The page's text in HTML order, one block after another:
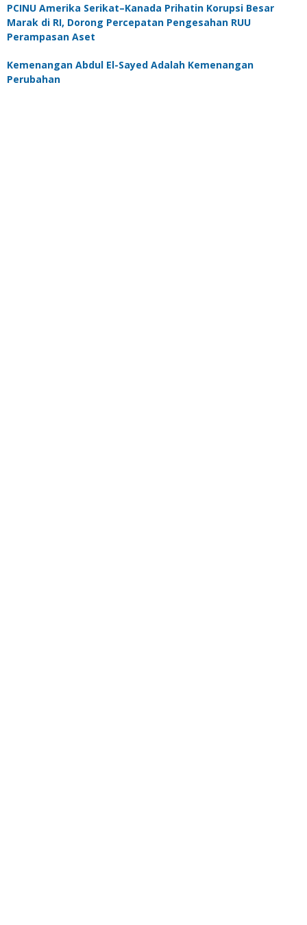
PCINU Amerika Serikat–Kanada Prihatin Korupsi Besar
Marak di RI, Dorong Percepatan Pengesahan RUU
Perampasan Aset
Kemenangan Abdul El-Sayed Adalah Kemenangan
Perubahan